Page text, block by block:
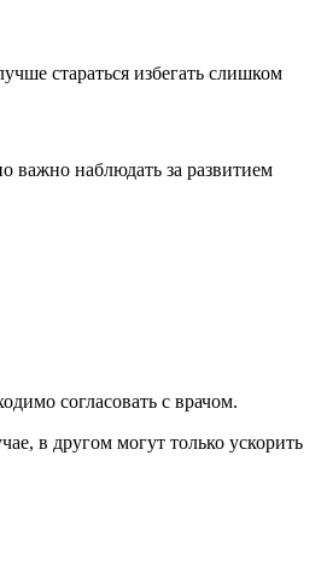
стараться избегать слишком
важно наблюдать за развитием
согласовать с врачом.
в другом могут только ускорить